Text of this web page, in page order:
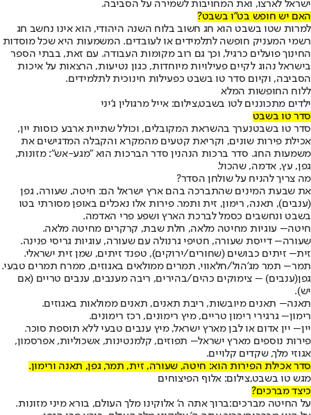
ישראל לארצו, ואת המחויבות לשמירה על הסביבה.
האם יש חופש בט"ו בשבט?
למרות שטו בשבט הוא חג חשוב בלוח השנה היהודי, הוא אינו נחשב חג
רשמי המעניק חופשה לתלמידים או לעובדים. המשמעות היא שכל מוסדות
החינוך פועלים כרגיל, וכך גם רוב מקומות העבודה. עם זאת, בבתי הספר
בישראל נהוג לקיים פעילויות מיוחדות, כגון נטיעות, הרצאות על איכות
הסביבה, וקיום סדר טו בשבט כפעילות חינוכית לתלמידים.
ללוח החופשות המלא
ילדים מתכוננים לטו בשבט,צילום: אייל מרגולין ג'יני
סדר טו בשבט
סדר טו בשבטנערך בהשראת המקובלים, וכולל שתיית ארבע כוסות יין,
אכילת פירות שונים, וקריאת קטעים מהמקרא והקבלה המדגישים את
משמעות החג. סדר ברכות הנהנין סדר הברכות הוא "מגע-אש": מזונות,
גפן, עץ, אדמה, שהכול.
מה צריך להניח על שולחן הסדר?
את שבעת המינים שהתברכה בהם ארץ ישראל הם: חיטה, שעורה, גפן
(ענבים), תאנה, רימון, זית ותמר. פירות אלו נאכלים באופן מסורתי בטו
בשבט ונחשבים כסמל לברכת הארץ ושפע פרי האדמה.
חיטה– עוגיות מחיטה מלאה, חלת שבת, קרקרים מחיטה מלאה.
שעורה– דייסת שעורה, חטיפי גרנולה עם שעורה, עוגיות גריסי פנינה.
זית– זיתים כבושים (שחורים/ירוקים), טפנד זיתים, שמן זית ישראלי.
תמר– תמר מג'הול/חלאווי, תמרים ממולאים באגוזים, ממרח תמרים טבעי.
גפן(ענבים) – צימוקים כהים/בהירים, ריבה מענבים, ענבים טריים (אם
יש).
תאנה– תאנים מיובשות, ריבת תאנים, תאנים ממולאות באגוזים.
רימון– גרגירי רימון טריים, מיץ רימונים, רכז רימונים.
יין– יין אדום או לבן מארץ ישראל, מיץ ענבים טבעי ללא תוספת סוכר.
פירות נוספים מארץ ישראל– תפוזים, קלמנטינות, אשכוליות, אפרסמון,
אגוזי מלך, שקדים קלויים.
סדר אכילת הפירות הוא: חיטה, שעורה, זית, תמר, גפן, תאנה ורימון.
מגש טו בשבט,צילום: אלוף הפיצוחים
כיצד מברכים?
על החיטה מברכים:ברוך אתה ה' אלוקינו מלך העולם, בורא מיני מזונות.